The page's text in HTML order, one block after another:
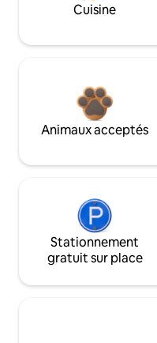
Cuisine
Animaux acceptés
Stationnement
gratuit sur place